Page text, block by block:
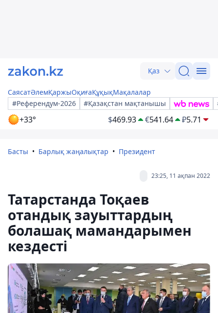
Қаз
СаясатӘлемҚаржыОқиғаҚұқықМақалалар
#Референдум-2026
#Қазақстан мақтанышы
+33° $469.93 €541.64 ₽5.71
Басты Барлық жаңалықтар Президент
23:25, 11 ақпан 2022
Татарстанда Тоқаев
отандық зауыттардың
болашақ мамандарымен
кездесті